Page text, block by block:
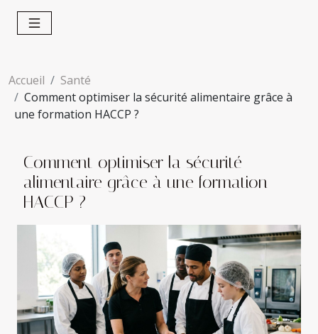
Accueil
Santé
Comment optimiser la sécurité alimentaire grâce à
une formation HACCP ?
Comment optimiser la sécurité
alimentaire grâce à une formation
HACCP ?